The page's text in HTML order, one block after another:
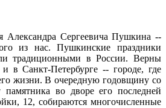
Сергеевича Пушкина --
из нас. Пушкинские праздники
традиционными в России. Верны
в Санкт-Петербурге -- городе, где
жизни. В очередную годовщину со
во дворе его последней
12, собираются многочисленные